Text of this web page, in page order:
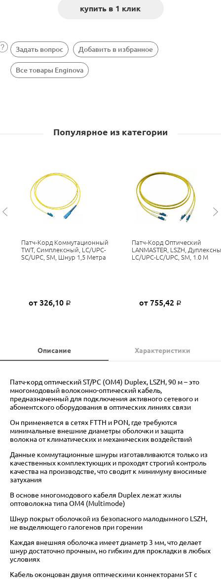
Задать вопрос Добавить в избранное
Все товары Enginova
Популярное из категории
Патч-Корд Коммутационный
TWT, Симплексный, LC/UPC-
SC/UPC, SM, Шнур 1,5 Метра
от 326,10 Р
Патч-Корд Оптический
LANMASTER, LSZH,
LC/UPC-LC/UPC, SM, 1.0 М
от 755,42 Р
Описание Характеристики
Патч-корд оптический ST/PC (OM4) Duplex, LSZH, 90 м – это
многомодовый волоконно-оптический кабель,
предназначенный для подключения активного сетевого и
абонентского оборудования в оптических линиях связи
Он применяется в сетях FTTH и PON, где требуются
минимальные внешние диаметры оболочки и защита
волокна от климатических и механических воздействий
Данные коммутационные шнуры изготавливаются только из
качественных комплектующих и проходят строгий контроль
качества на производстве, что сводит к минимуму вносимые
затухания
В основе многомодового кабеля Duplex лежат жилы
оптоволокна типа OM4 (Multimode)
Шнур покрыт оболочкой из безопасного малодымного LSZH,
не выделяющего галогенов при горении
Каждая внешняя оболочка имеет диаметр 3 мм, что делает
шнур достаточно прочным, но гибким для прокладки в любых
условиях
Кабель оконцован двумя оптическими коннекторами ST с